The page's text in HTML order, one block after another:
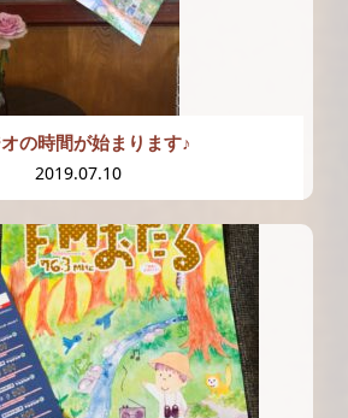
の時間が始まります♪
2019.07.10